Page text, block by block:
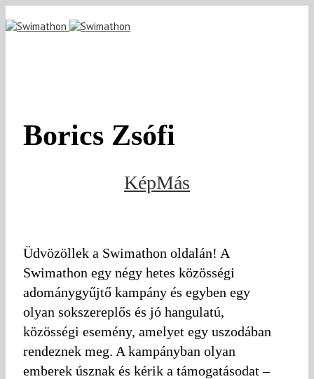
Borics Zsófi
KépMás
Üdvözöllek a Swimathon oldalán! A
Swimathon egy négy hetes közösségi
adománygyűjtő kampány és egyben egy
olyan sokszereplős és jó hangulatú,
közösségi esemény, amelyet egy uszodában
rendeznek meg. A kampányban olyan
emberek úsznak és kérik a támogatásodat –